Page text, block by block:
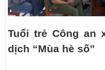
Tuổi trẻ Công an
dịch “Mùa hè số”